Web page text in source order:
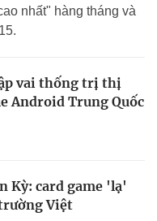
nhất" hàng tháng và
vai thống trị thị
Android Trung Quốc
Kỳ: card game 'lạ'
Việt